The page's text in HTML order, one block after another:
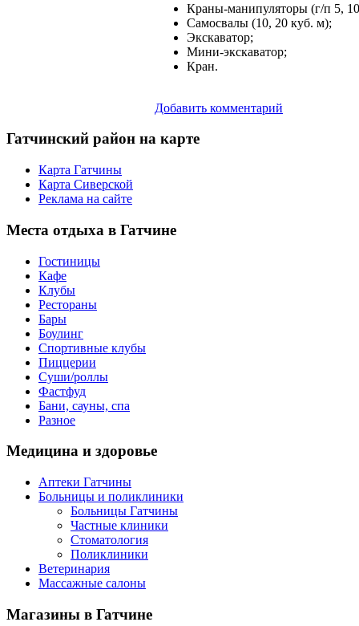
Краны-манипуляторы (г/п 5,
Самосвалы (10, 20 куб. м);
Экскаватор;
Мини-экскаватор;
Кран.
Добавить комментарий
Гатчинский район на карте
Карта Гатчины
Карта Сиверской
Реклама на сайте
Места отдыха в Гатчине
Гостиницы
Кафе
Клубы
Рестораны
Бары
Боулинг
Спортивные клубы
Пиццерии
Суши/роллы
Фастфуд
Бани, сауны, спа
Разное
Медицина и здоровье
Аптеки Гатчины
Больницы и поликлиники
Больницы Гатчины
Частные клиники
Стоматология
Поликлиники
Ветеринария
Массажные салоны
Магазины в Гатчине